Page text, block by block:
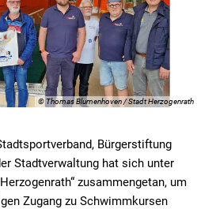
© Thomas Blumenhoven / Stadt Herzogenrath
Bürgerstiftung
Stadtverwaltung hat sich unter
zusammengetan, um
Zugang zu Schwimmkursen